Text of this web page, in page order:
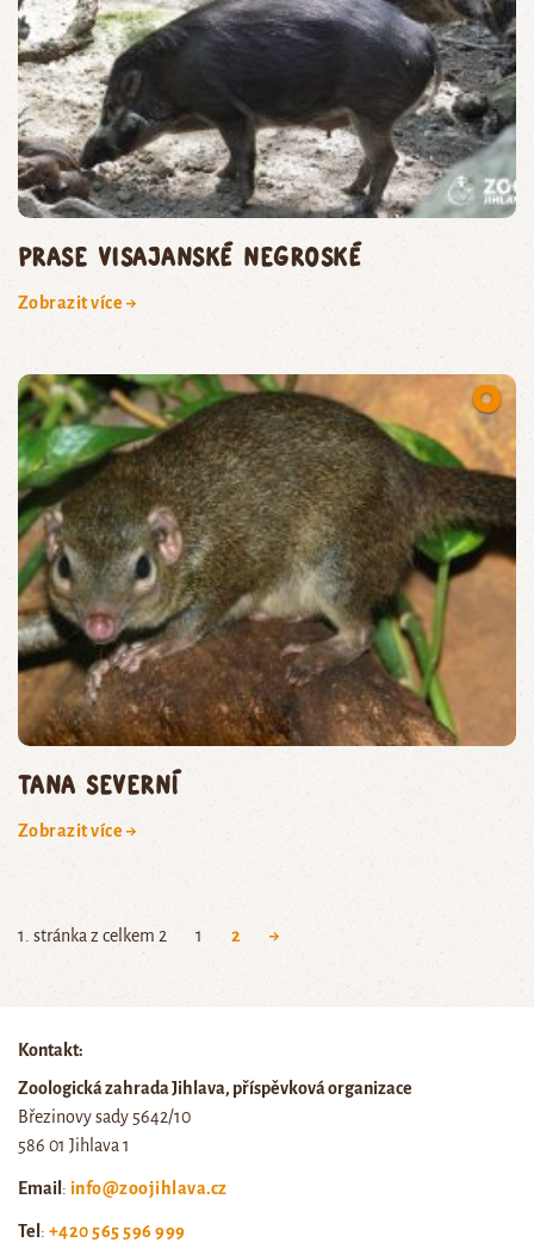
prase visajanské negroské
Zobrazit více →
tana severní
Zobrazit více →
1. stránka z celkem 2 1 2 →
Kontakt:
Zoologická zahrada Jihlava, příspěvková organizace
Březinovy sady 5642/10
586 01 Jihlava 1
Email: info@zoojihlava.cz
Tel: +420 565 596 999